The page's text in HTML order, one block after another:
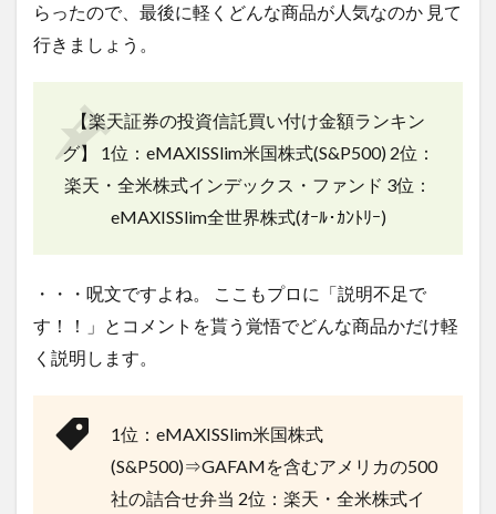
らったので、最後に軽くどんな商品が人気なのか 見て
行きましょう。
【楽天証券の投資信託買い付け金額ランキン
グ】 1位：eMAXISSlim米国株式(S&P500) 2位：
楽天・全米株式インデックス・ファンド 3位：
eMAXISSlim全世界株式(ｵｰﾙ･ｶﾝﾄﾘｰ)
・・・呪文ですよね。 ここもプロに「説明不足で
す！！」とコメントを貰う覚悟でどんな商品かだけ軽
く説明します。
1位：eMAXISSlim米国株式
(S&P500)⇒GAFAMを含むアメリカの500
社の詰合せ弁当 2位：楽天・全米株式イ